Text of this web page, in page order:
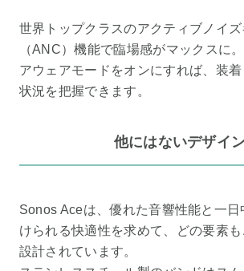
世界トップクラスのアクティブノイ
（ANC）機能で臨場感がマックスに。
アウェアモードをオンにすれば、装
状況を把握できます。
他にはないデザイン
Sonos Aceは、優れた音響性能と一
けられる快適性を求めて、どの要素
設計されています。